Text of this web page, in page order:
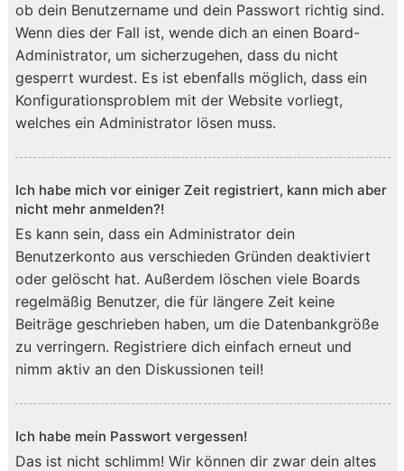
ob dein Benutzername und dein Passwort richtig sind.
Wenn dies der Fall ist, wende dich an einen Board-
Administrator, um sicherzugehen, dass du nicht
gesperrt wurdest. Es ist ebenfalls möglich, dass ein
Konfigurationsproblem mit der Website vorliegt,
welches ein Administrator lösen muss.
Ich habe mich vor einiger Zeit registriert, kann mich aber
nicht mehr anmelden?!
Es kann sein, dass ein Administrator dein
Benutzerkonto aus verschieden Gründen deaktiviert
oder gelöscht hat. Außerdem löschen viele Boards
regelmäßig Benutzer, die für längere Zeit keine
Beiträge geschrieben haben, um die Datenbankgröße
zu verringern. Registriere dich einfach erneut und
nimm aktiv an den Diskussionen teil!
Ich habe mein Passwort vergessen!
Das ist nicht schlimm! Wir können dir zwar dein altes